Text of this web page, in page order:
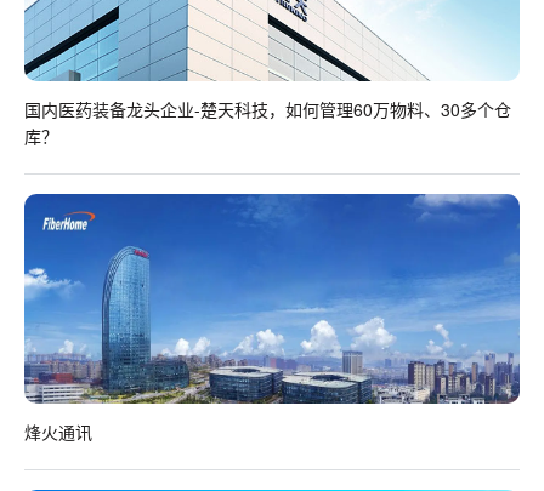
国内医药装备龙头企业-楚天科技，如何管理60万物料、30多个仓
库？
烽火通讯